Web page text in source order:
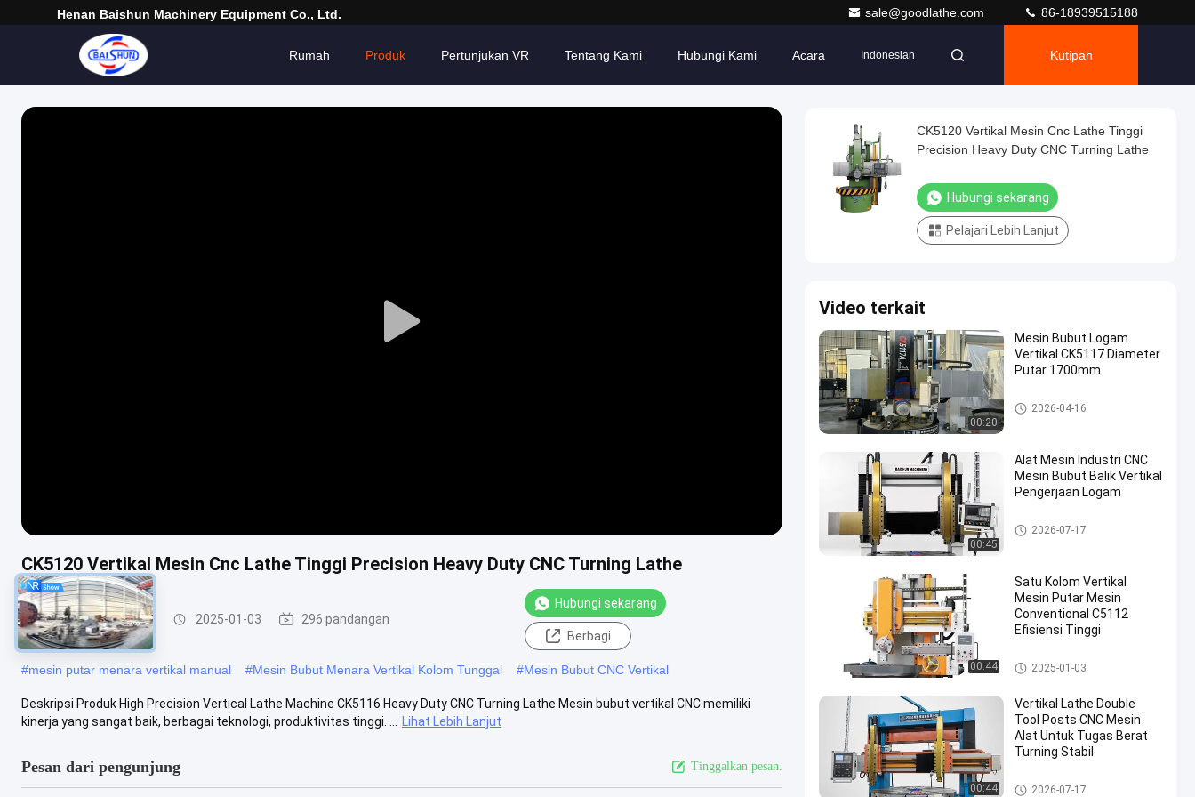
Henan Baishun Machinery Equipment Co., Ltd. sale@goodlathe.com 86-18939515188
Rumah Produk Pertunjukan VR Tentang Kami Hubungi Kami Acara Indonesian Kutipan
Play
CK5120 Vertikal Mesin Cnc Lathe Tinggi Precision Heavy Duty CNC Turning Lathe
Mesin Lathe Vertikal 2025-01-03 296 pandangan
Hubungi sekarang
Berbagi
#mesin putar menara vertikal manual #Mesin Bubut Menara Vertikal Kolom Tunggal #Mesin Bubut CNC Vertikal
Deskripsi Produk High Precision Vertical Lathe Machine CK5116 Heavy Duty CNC Turning Lathe Mesin bubut vertikal CNC memiliki
kinerja yang sangat baik, berbagai teknologi, produktivitas tinggi. ...
Lihat Lebih Lanjut
Pesan dari pengunjung Tinggalkan pesan.
CK5120 Vertikal Mesin Cnc Lathe Tinggi
Precision Heavy Duty CNC Turning Lathe
Hubungi sekarang
Pelajari Lebih Lanjut
Video terkait
00:20
Mesin Bubut Logam
Vertikal CK5117 Diameter
Putar 1700mm
Mesin Lathe Vertikal
2026-04-16
00:45
Alat Mesin Industri CNC
Mesin Bubut Balik Vertikal
Pengerjaan Logam
Mesin Lathe Vertikal
2026-07-17
00:44
Satu Kolom Vertikal
Mesin Putar Mesin
Conventional C5112
Efisiensi Tinggi
Mesin Lathe Vertikal
2025-01-03
00:44
Vertikal Lathe Double
Tool Posts CNC Mesin
Alat Untuk Tugas Berat
Turning Stabil
Mesin Lathe Vertikal
2026-07-17